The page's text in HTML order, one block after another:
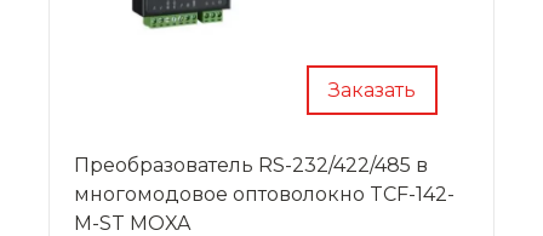
Заказать
Преобразователь RS-232/422/485 в
многомодовое оптоволокно TCF-142-
M-ST MOXA